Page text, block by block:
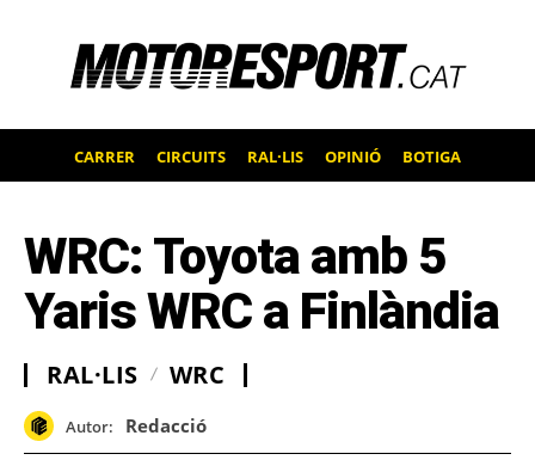
CARRER CIRCUITS RAL·LIS OPINIÓ BOTIGA
WRC: Toyota amb 5
Yaris WRC a Finlàndia
RAL·LIS WRC
Autor: Redacció